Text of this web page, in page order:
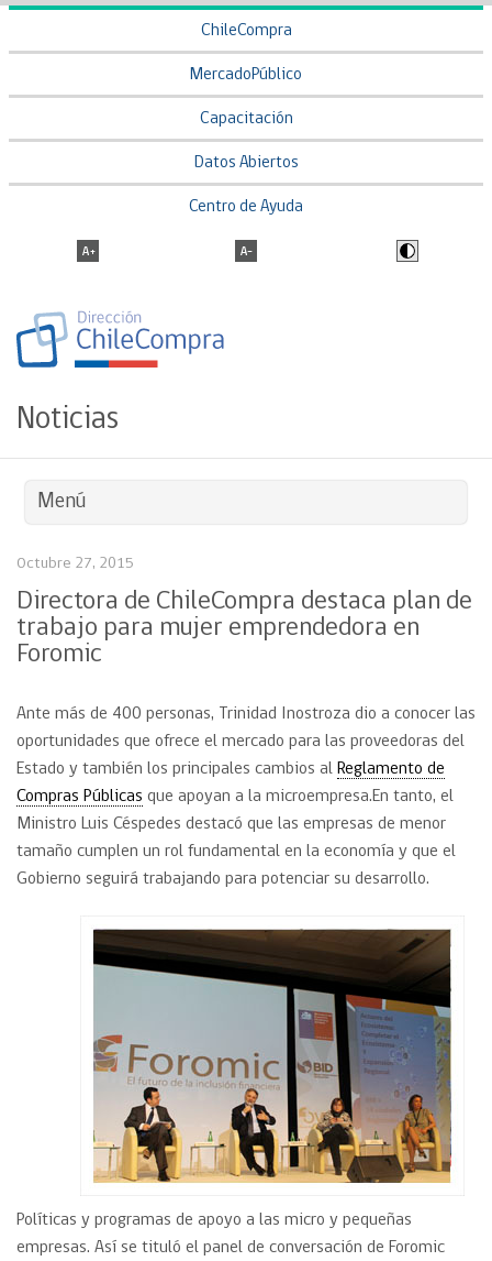
ChileCompra
MercadoPúblico
Capacitación
Datos Abiertos
Centro de Ayuda
Noticias
Menú
Octubre 27, 2015
Directora de ChileCompra destaca plan de
trabajo para mujer emprendedora en
Foromic
Ante más de 400 personas, Trinidad Inostroza dio a conocer las
oportunidades que ofrece el mercado para las proveedoras del
Estado y también los principales cambios al Reglamento de
Compras Públicas que apoyan a la microempresa.En tanto, el
Ministro Luis Céspedes destacó que las empresas de menor
tamaño cumplen un rol fundamental en la economía y que el
Gobierno seguirá trabajando para potenciar su desarrollo.
Políticas y programas de apoyo a las micro y pequeñas
empresas. Así se tituló el panel de conversación de Foromic